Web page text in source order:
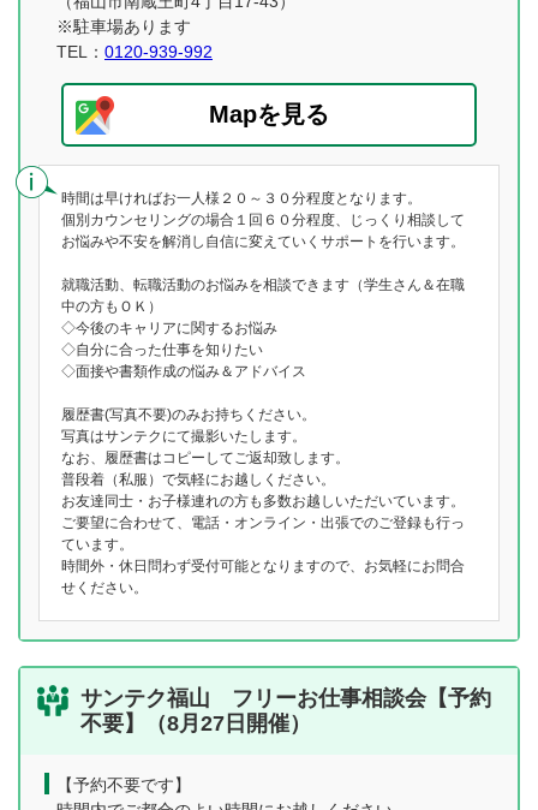
※駐車場あります
TEL： 0120-939-992
Mapを見る
時間は早ければお一人様２０～３０分程度となります。
個別カウンセリングの場合１回６０分程度、じっくり相談して
お悩みや不安を解消し自信に変えていくサポートを行います。
就職活動、転職活動のお悩みを相談できます（学生さん＆在職
中の方もＯＫ）
◇今後のキャリアに関するお悩み
◇自分に合った仕事を知りたい
◇面接や書類作成の悩み＆アドバイス
履歴書(写真不要)のみお持ちください。
写真はサンテクにて撮影いたします。
なお、履歴書はコピーしてご返却致します。
普段着（私服）で気軽にお越しください。
お友達同士・お子様連れの方も多数お越しいただいています。
ご要望に合わせて、電話・オンライン・出張でのご登録も行っ
ています。
時間外・休日問わず受付可能となりますので、お気軽にお問合
せください。
サンテク福山 フリーお仕事相談会【予約
不要】（8月27日開催）
【予約不要です】